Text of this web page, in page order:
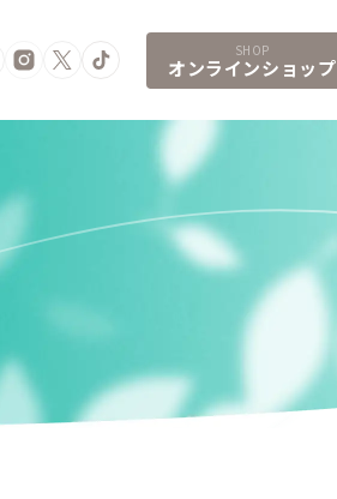
SHOP
オンラインショップ